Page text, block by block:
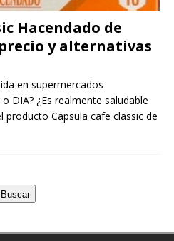
Hacendado de
y alternativas
en supermercados
DIA? ¿Es realmente saludable
producto Capsula cafe classic de
Buscar